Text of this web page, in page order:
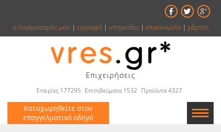
ο λογαριασμός μου | εγγραφή | υπηρεσίες| επικοινωνία| χάρτης
Επιχειρήσεις
Εταιρίες 177295 Επιτηδεύματα 1532 Προϊόντα 4327
Καταχωρηθείτε στον
επαγγελματικό οδηγό